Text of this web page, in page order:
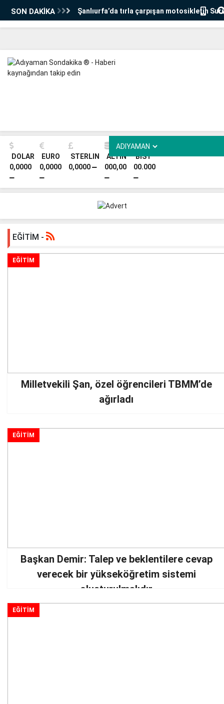
SON DAKİKA Şanlıurfa’da tırla çarpışan motosikletin
öldü
Şanlıurfa'da başladı
yaşatıyor - Videolu Haber
SANKO Üniversitesi’nde Uluslararası
Kongresi
İnceleme başlatıldı
Adıyaman Barosu Başkanı Doğan: 'Hukuka
Milletvekili Şan, Kahtalı özel çocuklar ile
DOLAR
0,0000
EURO
0,0000
STERLIN
0,0000
ALTIN
000,00
BİST
00.000
EĞİTİM -
EĞİTİM
Milletvekili Şan, özel öğrencileri TBMM’de
ağırladı
EĞİTİM
Başkan Demir: Talep ve beklentilere cevap
verecek bir yükseköğretim sistemi
oluşturulmalıdır
EĞİTİM